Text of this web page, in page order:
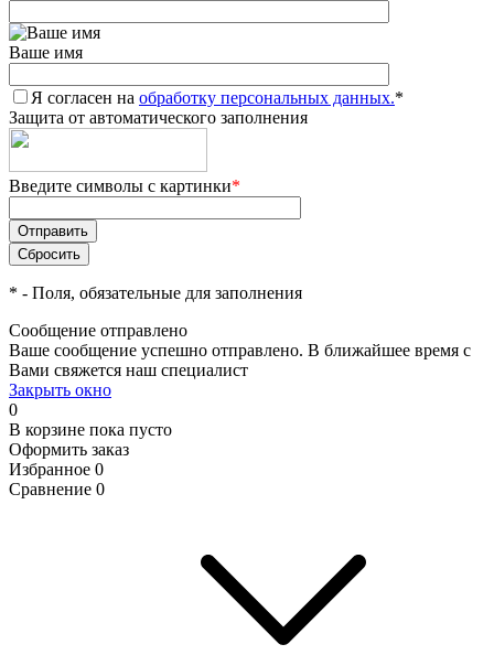
Ваше имя
Я согласен на обработку персональных данных.*
Защита от автоматического заполнения
Введите символы с картинки*
* - Поля, обязательные для заполнения
Сообщение отправлено
Ваше сообщение успешно отправлено. В ближайшее время с
Вами свяжется наш специалист
Закрыть окно
0
В корзине пока пусто
Оформить заказ
Избранное 0
Сравнение 0